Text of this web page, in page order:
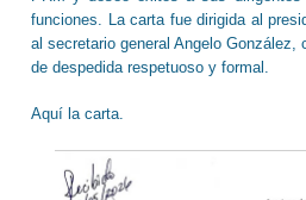
funciones. La carta fue dirigida al
al secretario general Angelo González,
de despedida respetuoso y formal.
Aquí la carta.